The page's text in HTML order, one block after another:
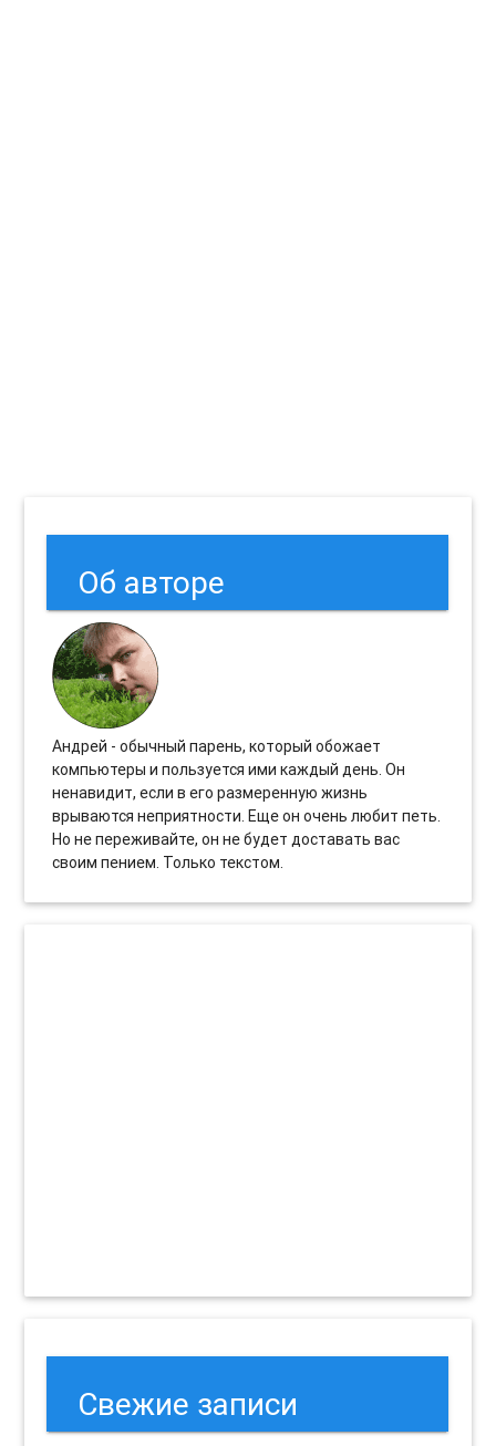
Об авторе
Андрей - обычный парень, который обожает
компьютеры и пользуется ими каждый день. Он
ненавидит, если в его размеренную жизнь
врываются неприятности. Еще он очень любит петь.
Но не переживайте, он не будет доставать вас
своим пением. Только текстом.
Свежие записи